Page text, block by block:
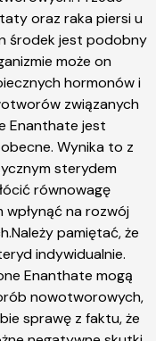
oraz raka piersi u
środek jest podobny
może on
hormonów i
związanych
Enanthate jest
Wynika to z
sterydem
równowagę
na rozwój
pamiętać, że
indywidualnie.
Enanthate mogą
nowotworowych,
sprawę z faktu, że